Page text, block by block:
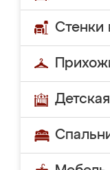
Стенки